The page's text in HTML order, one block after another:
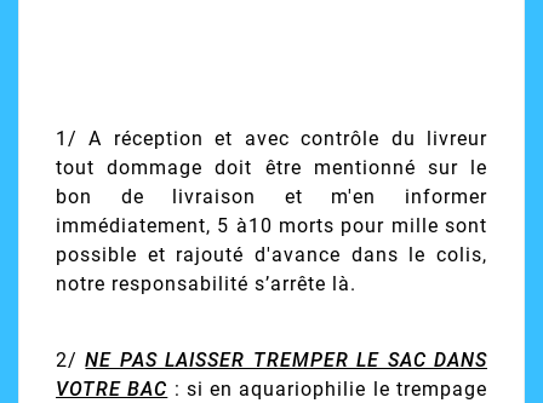
1/ A réception et avec contrôle du livreur
tout dommage doit être mentionné sur le
bon de livraison et m'en informer
immédiatement, 5 à10 morts pour mille sont
possible et rajouté d'avance dans le colis,
notre responsabilité s’arrête là.
2/NE PAS LAISSER TREMPER LE SAC DANS
VOTRE BAC : si en aquariophilie le trempage